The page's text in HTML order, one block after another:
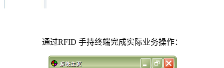
通过RFID 手持终端完成实际业务操作：